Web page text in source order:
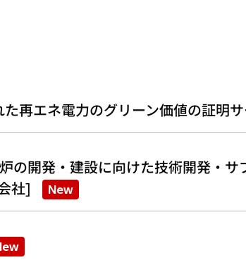
再エネ電力のグリーン価値の証明
の開発・建設に向けた技術開発・
社]
New